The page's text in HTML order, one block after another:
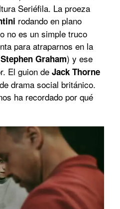
Seriéfila. La proeza
rodando en plano
no es un simple truco
para atraparnos en la
Stephen Graham) y ese
El guion de Jack Thorne
drama social británico.
ha recordado por qué